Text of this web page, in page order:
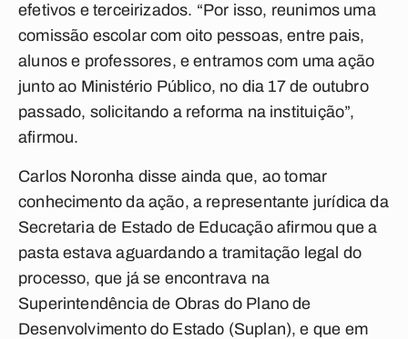
efetivos e terceirizados. “Por isso, reunimos uma
comissão escolar com oito pessoas, entre pais,
alunos e professores, e entramos com uma ação
junto ao Ministério Público, no dia 17 de outubro
passado, solicitando a reforma na instituição”,
afirmou.
Carlos Noronha disse ainda que, ao tomar
conhecimento da ação, a representante jurídica da
Secretaria de Estado de Educação afirmou que a
pasta estava aguardando a tramitação legal do
processo, que já se encontrava na
Superintendência de Obras do Plano de
Desenvolvimento do Estado (Suplan), e que em